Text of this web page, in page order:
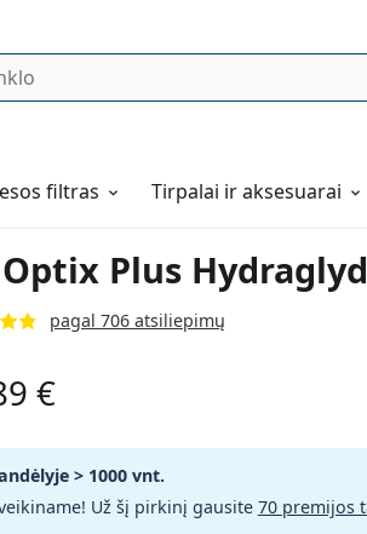
filtras Tirpalai ir aksesuarai
Plus
pagal 706 atsiliepimų
€
> 1000 vnt.
Už šį pirkinį gausite 70 premijos